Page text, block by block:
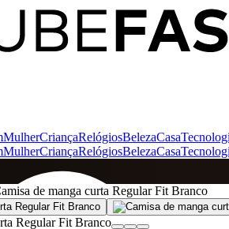
MulherCriançaRelógiosBelezaCasa
MulherCriançaRelógiosBelezaCasa
de manga curta Regular Fit Branco